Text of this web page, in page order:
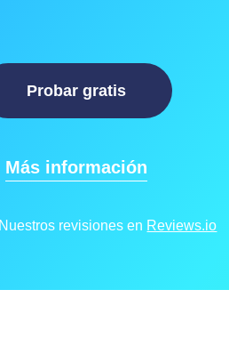
Probar gratis
Más información
revisiones en Reviews.io